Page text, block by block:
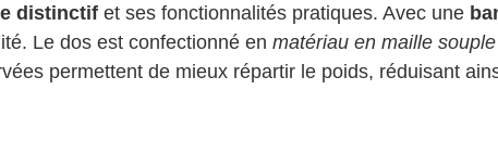
distinctif et ses fonctionnalités pratiques. Avec une
Le dos est confectionné en matériau en maille
permettent de mieux répartir le poids, réduisant